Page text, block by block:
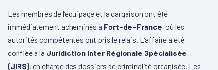
Les membres de l’équipage et la cargaison ont été
immédiatement acheminés à Fort-de-France, où les
autorités compétentes ont pris le relais. L’affaire a été
confiée à la Juridiction Inter Régionale Spécialisée
(JIRS), en charge des dossiers de criminalité organisée. Les